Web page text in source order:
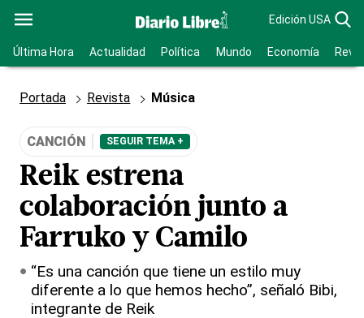
Edición USA
Última Hora Actualidad Política Mundo Economía
Portada Revista Música
CANCIÓN SEGUIR TEMA +
Reik estrena
colaboración junto a
Farruko y Camilo
“Es una canción que tiene un estilo muy
diferente a lo que hemos hecho”, señaló Bibi,
integrante de Reik